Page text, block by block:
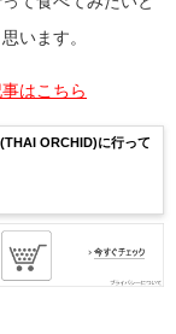
います。
はこちら
ORCHID)に行って